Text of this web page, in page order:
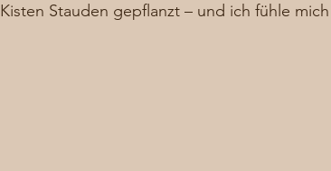
Kisten Stauden gepflanzt – und ich fühle